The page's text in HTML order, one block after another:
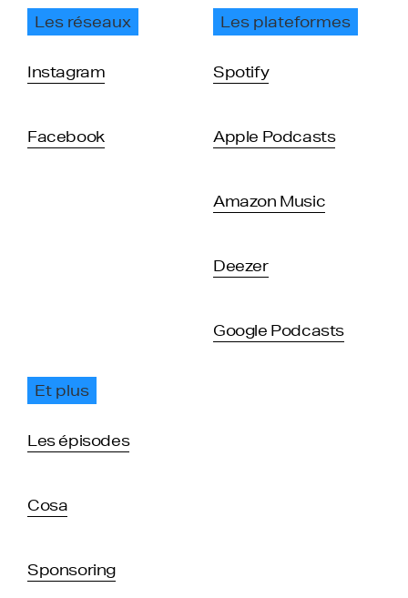
Les réseaux
Instagram
Facebook
Les plateformes
Spotify
Apple Podcasts
Amazon Music
Deezer
Google Podcasts
Et plus
Les épisodes
Cosa
Sponsoring